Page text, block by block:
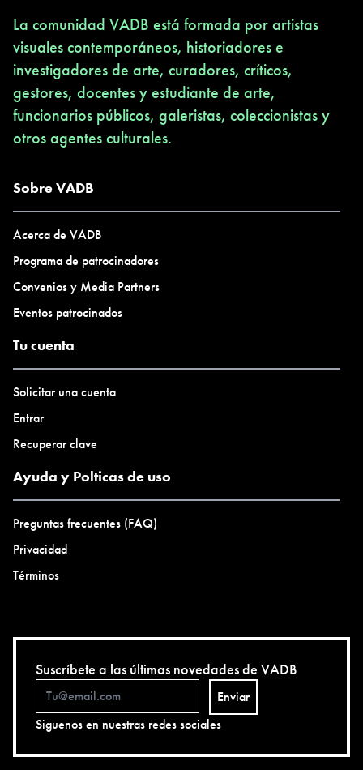
La comunidad VADB está formada por artistas
visuales contemporáneos, historiadores e
investigadores de arte, curadores, críticos,
gestores, docentes y estudiante de arte,
funcionarios públicos, galeristas, coleccionistas y
otros agentes culturales.
Sobre VADB
Acerca de VADB
Programa de patrocinadores
Convenios y Media Partners
Eventos patrocinados
Tu cuenta
Solicitar una cuenta
Entrar
Recuperar clave
Ayuda y Polticas de uso
Preguntas frecuentes (FAQ)
Privacidad
Términos
Suscríbete a las últimas novedades de VADB
Enviar
Siguenos en nuestras redes sociales